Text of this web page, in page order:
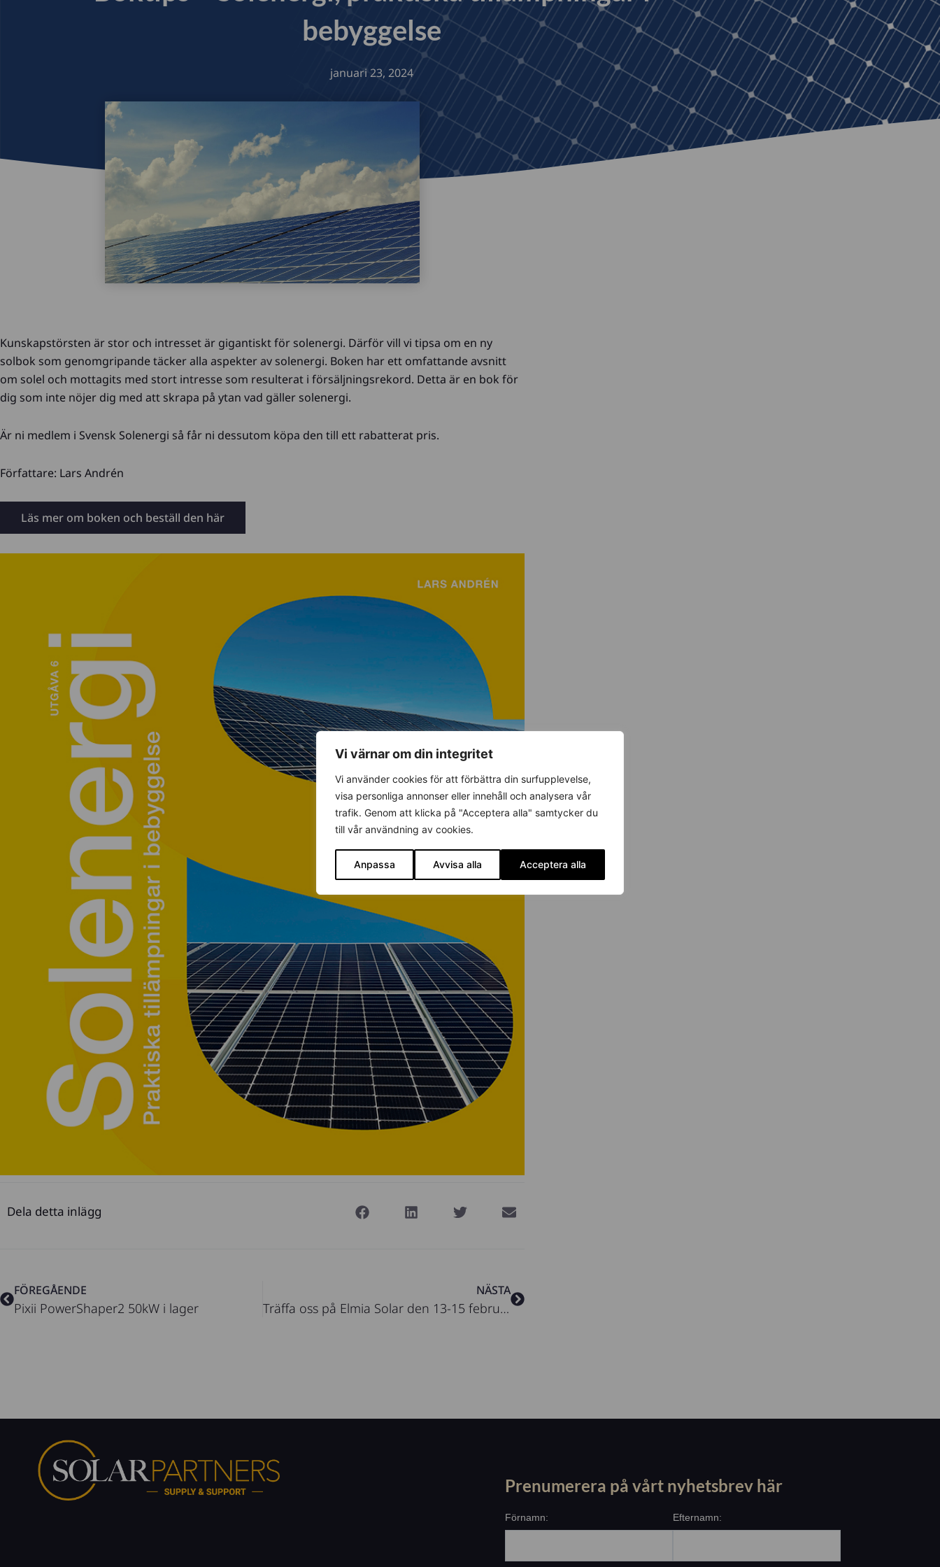
Vi värnar om din integritet
Vi använder cookies för att förbättra din surfupplevelse,
visa personliga annonser eller innehåll och analysera vår
trafik. Genom att klicka på "Acceptera alla" samtycker du
till vår användning av cookies.
Anpassa Avvisa alla Acceptera alla
bebyggelse
januari 23, 2024
Kunskapstörsten är stor och intresset är gigantiskt för solenergi. Därför vill vi tipsa om en ny
solbok som genomgripande täcker alla aspekter av solenergi. Boken har ett omfattande avsnitt
om solel och mottagits med stort intresse som resulterat i försäljningsrekord. Detta är en bok för
dig som inte nöjer dig med att skrapa på ytan vad gäller solenergi.
Är ni medlem i Svensk Solenergi så får ni dessutom köpa den till ett rabatterat pris.
Författare: Lars Andrén
Läs mer om boken och beställ den här
Dela detta inlägg
FÖREGÅENDE
Pixii PowerShaper2 50kW i lager
NÄSTA
Träffa oss på Elmia Solar den 13-15 februari 2024!
Prenumerera på vårt nyhetsbrev här
Förnamn: Efternamn: